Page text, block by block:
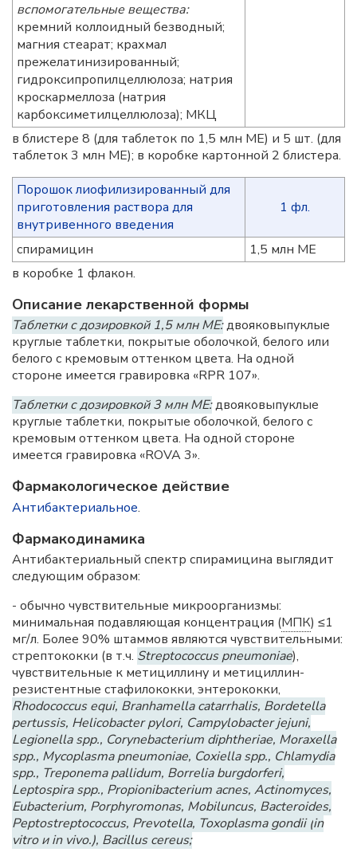
вспомогательные вещества:
кремний коллоидный безводный;
магния стеарат; крахмал
прежелатинизированный;
гидроксипропилцеллюлоза; натрия
кроскармеллоза (натрия
карбоксиметилцеллюлоза); МКЦ
в блистере 8 (для таблеток по 1,5 млн МЕ) и 5 шт. (для
таблеток 3 млн МЕ); в коробке картонной 2 блистера.
Порошок лиофилизированный для
приготовления раствора для
внутривенного введения
1 фл.
спирамицин
1,5 млн МЕ
в коробке 1 флакон.
Описание лекарственной формы
Таблетки с дозировкой 1,5 млн МЕ:двояковыпуклые
круглые таблетки, покрытые оболочкой, белого или
белого с кремовым оттенком цвета. На одной
стороне имеется гравировка «RPR 107».
Таблетки с дозировкой 3 млн МЕ:двояковыпуклые
круглые таблетки, покрытые оболочкой, белого с
кремовым оттенком цвета. На одной стороне
имеется гравировка «ROVA 3».
Фармакологическое действие
Антибактериальное.
Фармакодинамика
Антибактериальный спектр спирамицина выглядит
следующим образом:
- обычно чувствительные микроорганизмы:
минимальная подавляющая концентрация (МПК) ≤1
мг/л. Более 90% штаммов являются чувствительными:
стрептококки (в т.ч. Streptococcus pneumoniae),
чувствительные к метициллину и метициллин-
резистентные стафилококки, энтерококки,
Rhodococcus equi, Branhamella catarrhalis, Bordetella
pertussis, Helicobacter pylori, Campylobacter jejuni,
Legionella spp., Corynebacterium diphtheriae, Moraxella
spp., Mycoplasma pneumoniae, Coxiella spp., Chlamydia
spp., Treponema pallidum, Borrelia burgdorferi,
Leptospira spp., Propionibacterium acnes, Actinomyces,
Eubacterium, Porphyromonas, Mobiluncus, Bacteroides,
Peptostreptococcus, Prevotella, Toxoplasma gondii (in
vitroиin vivo.), Bacillus cereus;